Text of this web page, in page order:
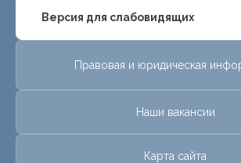
Версия для слабовидящих
Правовая и юридическая
Наши вакансии
Карта сайта